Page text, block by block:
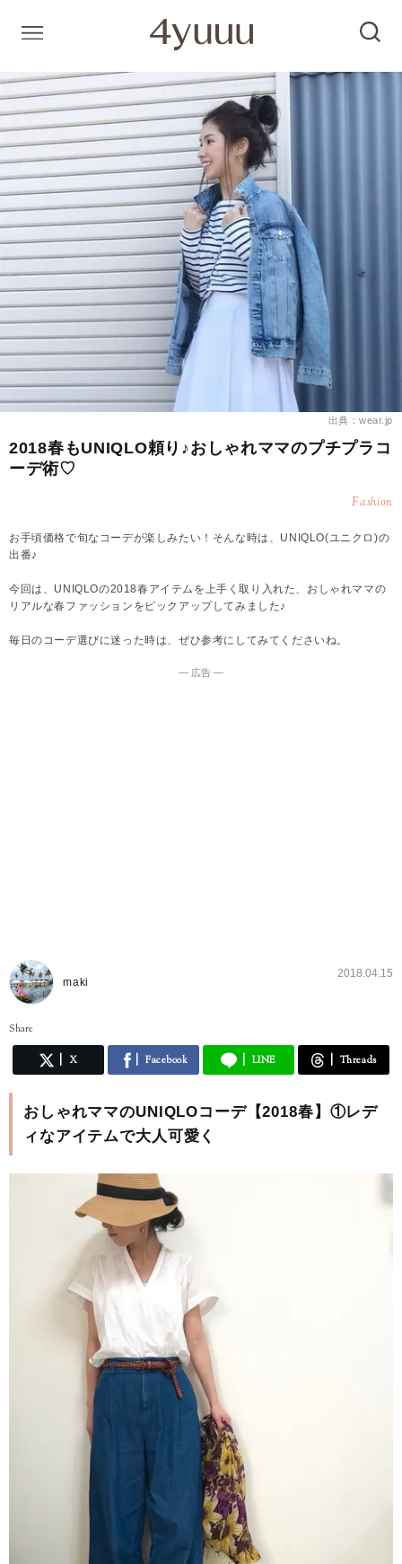
出典：wear.jp
2018春もUNIQLO頼り♪おしゃれママのプチプラコ
ーデ術♡
Fashion
お手頃価格で旬なコーデが楽しみたい！そんな時は、UNIQLO(ユニクロ)の
出番♪
今回は、UNIQLOの2018春アイテムを上手く取り入れた、おしゃれママの
リアルな春ファッションをピックアップしてみました♪
毎日のコーデ選びに迷った時は、ぜひ参考にしてみてくださいね。
― 広告 ―
maki
2018.04.15
Share
X Facebook LINE Threads
おしゃれママのUNIQLOコーデ【2018春】①レデ
ィなアイテムで大人可愛く